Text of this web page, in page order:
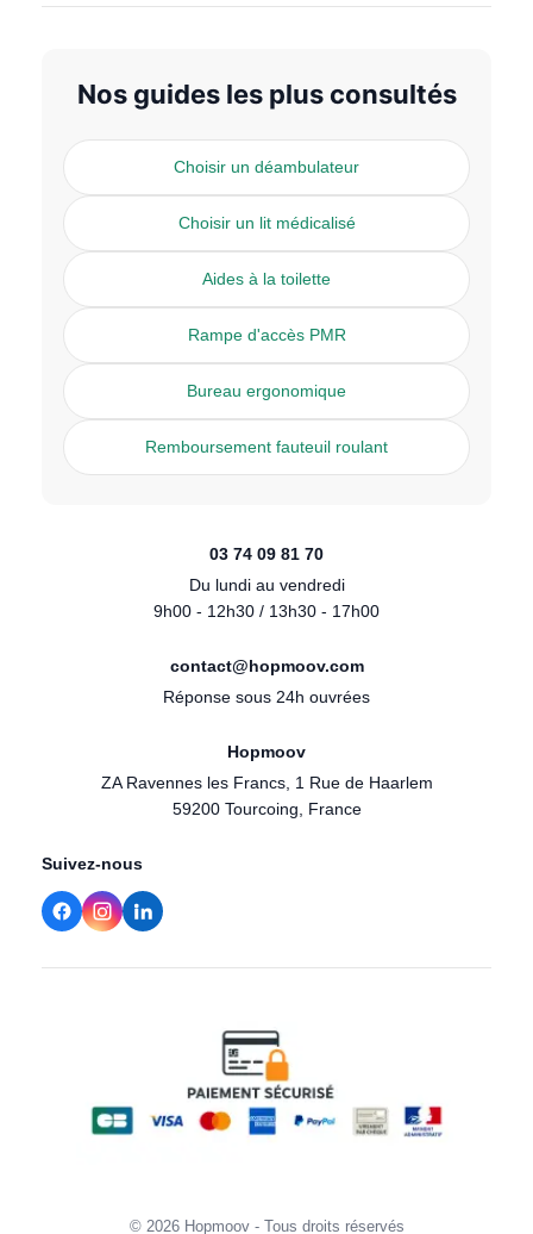
Nos guides les plus consultés
Choisir un déambulateur
Choisir un lit médicalisé
Aides à la toilette
Rampe d'accès PMR
Bureau ergonomique
Remboursement fauteuil roulant
03 74 09 81 70
Du lundi au vendredi
9h00 - 12h30 / 13h30 - 17h00
contact@hopmoov.com
Réponse sous 24h ouvrées
Hopmoov
ZA Ravennes les Francs, 1 Rue de Haarlem
59200 Tourcoing, France
Suivez-nous
© 2026 Hopmoov - Tous droits réservés